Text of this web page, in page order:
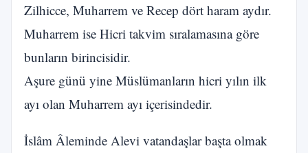
Zilhicce, Muharrem ve Recep dört haram aydır.
Muharrem ise Hicri takvim sıralamasına göre
bunların birincisidir.
Aşure günü yine Müslümanların hicri yılın ilk
ayı olan Muharrem ayı içerisindedir.
İslâm Âleminde Alevi vatandaşlar başta olmak